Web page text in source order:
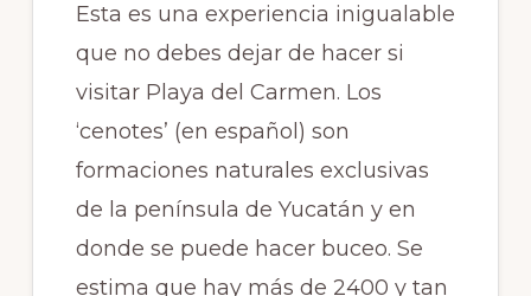
Esta es una experiencia inigualable
que no debes dejar de hacer si
visitar Playa del Carmen. Los
‘cenotes’ (en español) son
formaciones naturales exclusivas
de la península de Yucatán y en
donde se puede hacer buceo. Se
estima que hay más de 2400 y tan